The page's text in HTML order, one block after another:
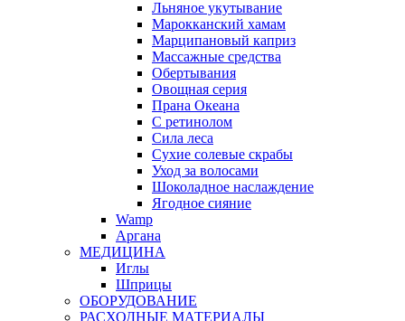
Льняное укутывание
Марокканский хамам
Марципановый каприз
Массажные средства
Обертывания
Овощная серия
Прана Океана
С ретинолом
Сила леса
Сухие солевые скрабы
Уход за волосами
Шоколадное наслаждение
Ягодное сияние
Wamp
Аргана
МЕДИЦИНА
Иглы
Шприцы
ОБОРУДОВАНИЕ
РАСХОДНЫЕ МАТЕРИАЛЫ